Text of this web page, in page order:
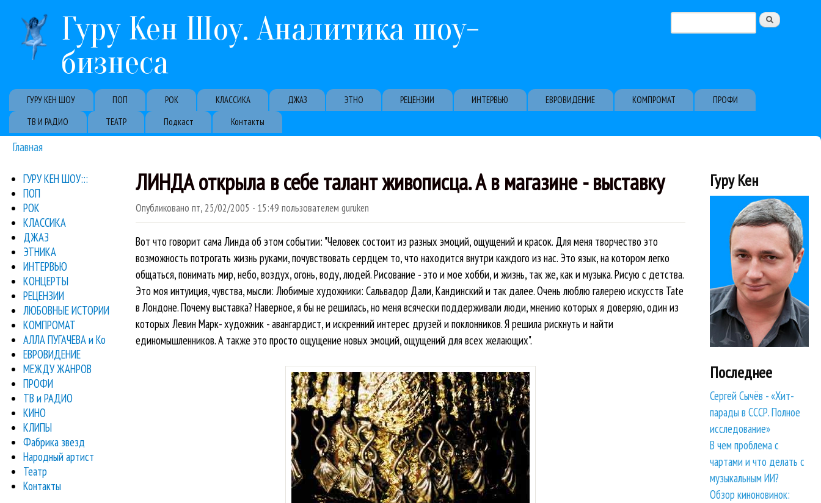
Гуру Кен Шоу. Аналитика шоу-
бизнеса
Форма поиска
Primary links
ГУРУ КЕН ШОУ ПОП РОК КЛАССИКА ДЖАЗ ЭТНО РЕЦЕНЗИИ ИНТЕРВЬЮ ЕВРОВИДЕНИЕ КОМПРОМАТ
ПРОФИ
ТВ И РАДИО
ТЕАТР Подкаст Контакты
Вы здесь
Главная
ЛИНДА открыла в себе талант живописца. А в магазине - выставку
Опубликовано пт, 25/02/2005 - 15:49 пользователем guruken
Вот что говорит сама Линда об этом событии: "Человек состоит из разных эмоций, ощущений и красок. Для меня творчество это
возможность потрогать жизнь руками, почувствовать сердцем то, что находится внутри каждого из нас. Это язык, на котором легко
общаться, понимать мир, небо, воздух, огонь, воду, людей. Рисование - это и мое хобби, и жизнь, так же, как и музыка. Рисую с детства.
Это моя интуиция, чувства, мысли: Любимые художники: Сальвадор Дали, Кандинский и так далее. Очень люблю галерею искусств Tate
в Лондоне. Почему выставка? Наверное, я бы не решилась, но меня всячески поддерживали люди, мнению которых я доверяю, один из
которых Левин Марк- художник - авангардист, и искренний интерес друзей и поклонников. Я решила рискнуть и найти
единомышленников. А также это просто ощущение новых эмоций, ощущений для всех желающих".
ГУРУ КЕН ШОУ:::
ПОП
РОК
КЛАССИКА
ДЖАЗ
ЭТНИКА
ИНТЕРВЬЮ
КОНЦЕРТЫ
РЕЦЕНЗИИ
ЛЮБОВНЫЕ ИСТОРИИ
КОМПРОМАТ
АЛЛА ПУГАЧЕВА и Ко
ЕВРОВИДЕНИЕ
МЕЖДУ ЖАНРОВ
ПРОФИ
ТВ и РАДИО
КИНО
КЛИПЫ
Фабрика звезд
Народный артист
Театр
Контакты
Гуру Кен
Последнее
Сергей Сычёв - «Хит-
парады в СССР. Полное
исследование»
В чем проблема с
чартами и что делать с
музыкальным ИИ?
Обзор киноновинок: